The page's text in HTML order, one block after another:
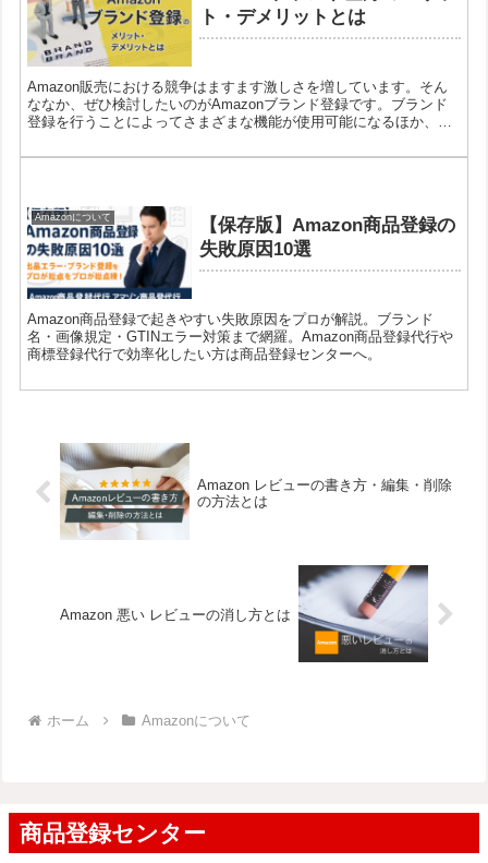
ト・デメリットとは
Amazon販売における競争はますます激しさを増しています。そん
ななか、ぜひ検討したいのがAmazonブランド登録です。ブランド
登録を行うことによってさまざまな機能が使用可能になるほか、販
Amazonについて
【保存版】Amazon商品登録の
失敗原因10選
Amazon商品登録で起きやすい失敗原因をプロが解説。ブランド
名・画像規定・GTINエラー対策まで網羅。Amazon商品登録代行や
商標登録代行で効率化したい方は商品登録センターへ。
Amazon レビューの書き方・編集・削除
の方法とは
Amazon 悪い レビューの消し方とは
ホーム Amazonについて